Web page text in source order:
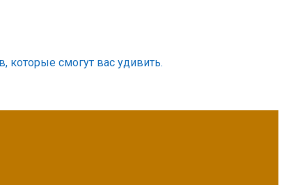
которые смогут вас удивить.